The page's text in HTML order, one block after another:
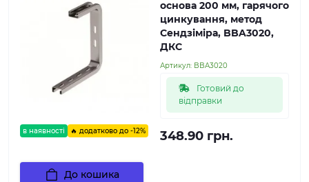
в наявності 🔥 додатково до -12%
основа 200 мм, гарячого
цинкування, метод
Сендзіміра, BBA3020,
ДКС
Артикул: BBA3020
Готовий до
відправки
348.90 грн.
До кошика